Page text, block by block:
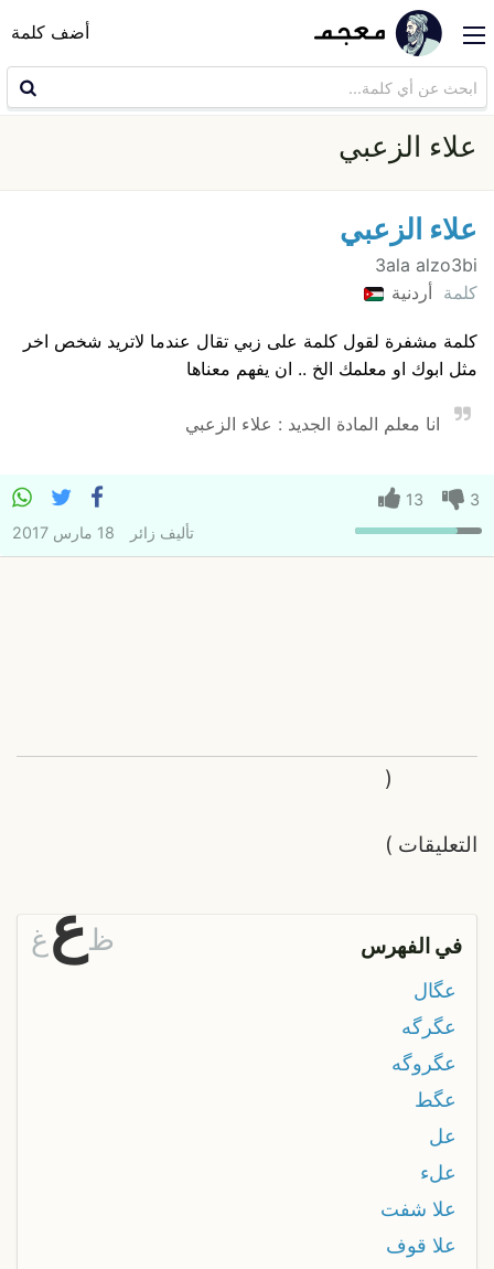
أضف كلمة
علاء الزعبي
علاء الزعبي
3ala alzo3bi
كلمة أردنية
كلمة مشفرة لقول كلمة على زبي تقال عندما لاتريد شخص اخر
مثل ابوك او معلمك الخ .. ان يفهم معناها
انا معلم المادة الجديد : علاء الزعبي
3
13
تأليف زائر 18 مارس 2017
التعليقات
(
)
في الفهرس ظعغ
عگال
عگرگه
عگروگه
عگط
عل
علء
علا شفت
علا قوف